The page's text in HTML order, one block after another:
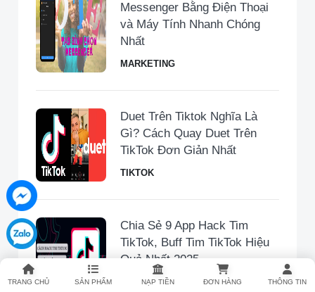
TRANG CHỦ SẢN PHẨM NẠP TIỀN ĐƠN HÀNG THÔNG TIN
Messenger Bằng Điện Thoại
và Máy Tính Nhanh Chóng
Nhất
MARKETING
Duet Trên Tiktok Nghĩa Là
Gì? Cách Quay Duet Trên
TikTok Đơn Giản Nhất
TIKTOK
Chia Sẻ 9 App Hack Tim
TikTok, Buff Tim TikTok Hiệu
Quả Nhất 2025
TIKTOK